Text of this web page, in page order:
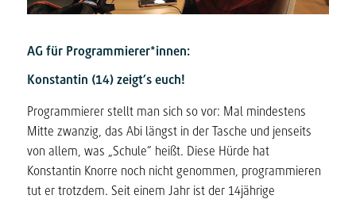
AG für Programmierer*innen:
Konstantin (14) zeigt’s euch!
Programmierer stellt man sich sovor: Mal mindestens
Mitte zwanzig, das Abi längst in der Tasche und jenseits
von allem, was „Schule“ heißt. Diese Hürde hat
Konstantin Knorre noch nicht genommen, programmieren
tut er trotzdem. Seit einem Jahr ist der 14jährige